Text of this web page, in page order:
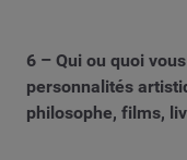
6 – Qui ou quoi
personnalités
philosophe, films,